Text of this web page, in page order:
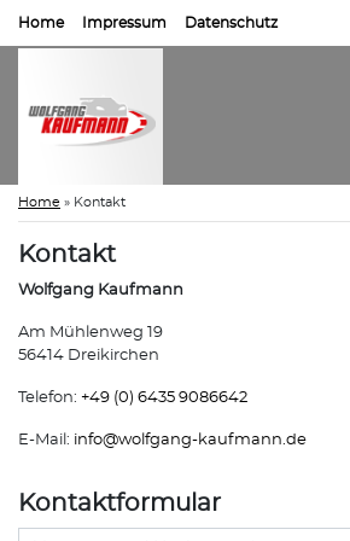
Home Impressum Datenschutz
Home » Kontakt
Kontakt
Wolfgang Kaufmann
Am Mühlenweg 19
56414 Dreikirchen
Telefon: +49 (0) 6435 9086642
E-Mail: info@wolfgang-kaufmann.de
Kontaktformular